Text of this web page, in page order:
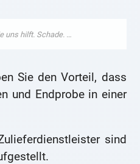
Sie den Vorteil, dass
und Endprobe in einer
sind